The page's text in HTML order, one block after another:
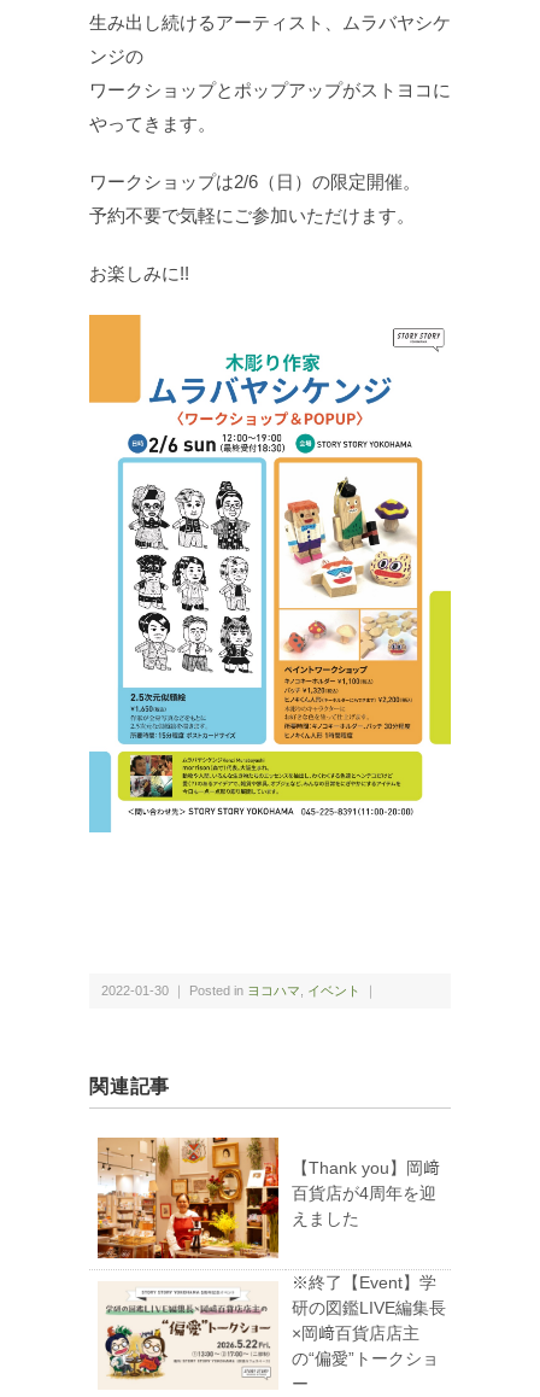
生み出し続けるアーティスト、ムラバヤシケ
ンジの
ワークショップとポップアップがストヨコに
やってきます。
ワークショップは2/6（日）の限定開催。
予約不要で気軽にご参加いただけます。
お楽しみに!!
2022-01-30 ｜ Posted in ヨコハマ イベント ｜
関連記事
【Thank you】岡﨑
百貨店が4周年を迎
えました
※終了【Event】学
研の図鑑LIVE編集長
×岡﨑百貨店店主
の“偏愛”トークショ
ー